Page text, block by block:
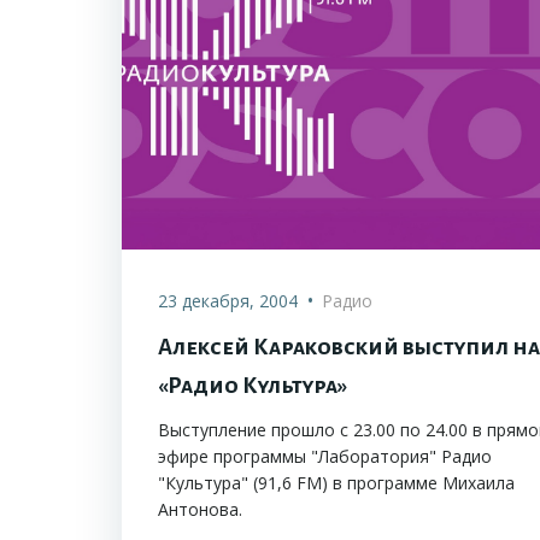
23 декабря, 2004 • Радио
Алексей Караковский выступил на
«Радио Культура»
Выступление прошло с 23.00 по 24.00 в
эфире программы "Лаборатория" Радио
"Культура" (91,6 FM) в программе Михаила
Антонова.